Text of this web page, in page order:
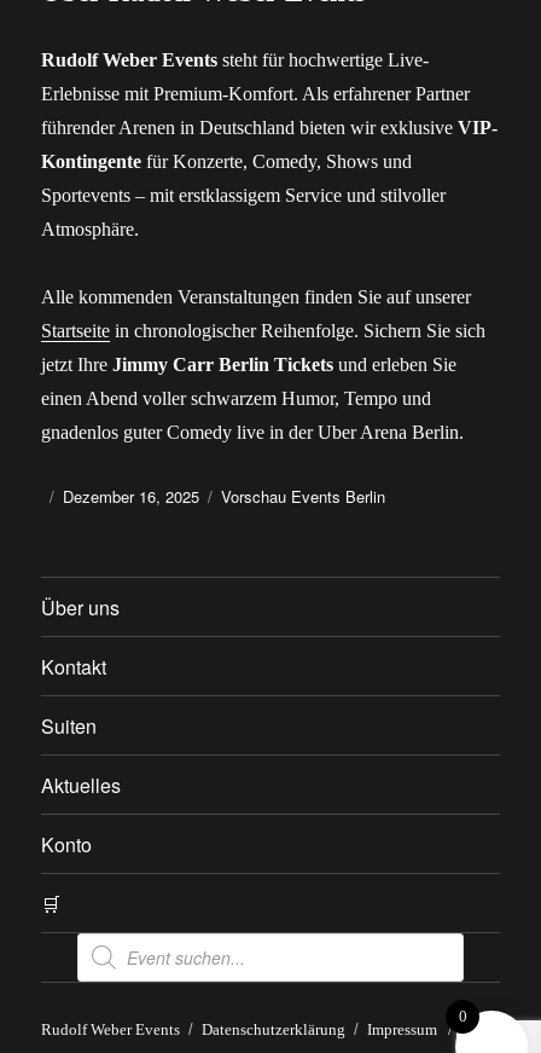
Rudolf Weber Events steht für hochwertige Live-
Erlebnisse mit Premium-Komfort. Als erfahrener Partner
führender Arenen in Deutschland bieten wir exklusiveVIP-
Kontingente für Konzerte, Comedy, Shows und
Sportevents – mit erstklassigem Service und stilvoller
Atmosphäre.
Alle kommenden Veranstaltungen finden Sie auf unserer
Startseite in chronologischer Reihenfolge. Sichern Sie sich
jetzt IhreJimmy Carr Berlin Tickets und erleben Sie
einen Abend voller schwarzem Humor, Tempo und
gnadenlos guter Comedy live in der Uber Arena Berlin.
AutorVeröffentlicht
Dezember 16, 2025 Kategorien
Vorschau Events Berlin
Über uns
Kontakt
Suiten
Aktuelles
Konto
🛒
Products
search
Rudolf Weber Events Datenschutzerklärung Impressum / AGB
0